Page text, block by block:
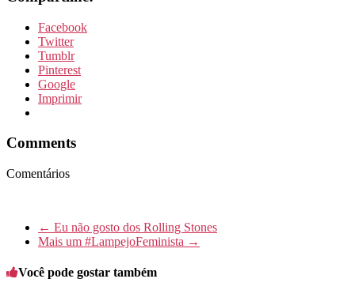
Facebook
Twitter
Tumblr
Pinterest
Google
Imprimir
Comments
Comentários
← Eu não gosto dos Rolling Stones
Mais um #LampejoFeminista →
Você pode gostar também